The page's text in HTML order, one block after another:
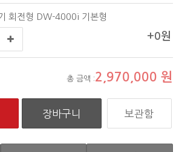
회전형 DW-4000i 기본형
+0원
총 금액 :2,970,000 원
보관함